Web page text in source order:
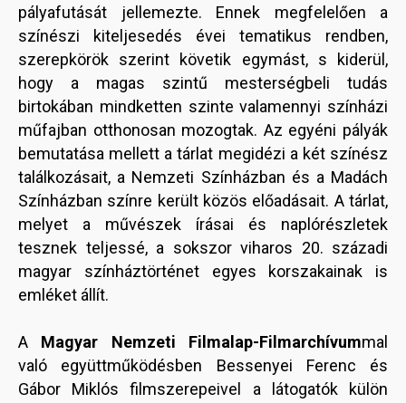
pályafutását jellemezte. Ennek megfelelően a
színészi kiteljesedés évei tematikus rendben,
szerepkörök szerint követik egymást, s kiderül,
hogy a magas szintű mesterségbeli tudás
birtokában mindketten szinte valamennyi színházi
műfajban otthonosan mozogtak. Az egyéni pályák
bemutatása mellett a tárlat megidézi a két színész
találkozásait, a Nemzeti Színházban és a Madách
Színházban színre került közös előadásait. A tárlat,
melyet a művészek írásai és naplórészletek
tesznek teljessé, a sokszor viharos 20. századi
magyar színháztörténet egyes korszakainak is
emléket állít.
A Magyar Nemzeti Filmalap-Filmarchívummal
való együttműködésben Bessenyei Ferenc és
Gábor Miklós filmszerepeivel a látogatók külön